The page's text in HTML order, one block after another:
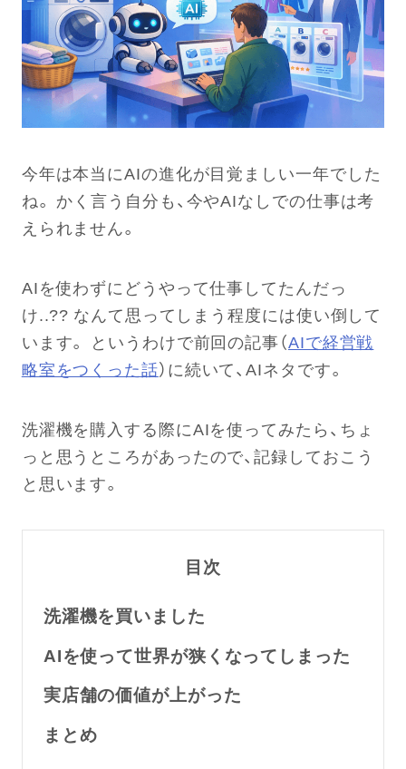
今年は本当にAIの進化が目覚ましい一年でした
ね。 かく言う自分も、今やAIなしでの仕事は考
えられません。
AIを使わずにどうやって仕事してたんだっ
け..?? なんて思ってしまう程度には使い倒して
います。 というわけで前回の記事（AIで経営戦
略室をつくった話）に続いて、AIネタです。
洗濯機を購入する際にAIを使ってみたら、ちょ
っと思うところがあったので、記録しておこう
と思います。
目次
洗濯機を買いました
AIを使って世界が狭くなってしまった
実店舗の価値が上がった
まとめ